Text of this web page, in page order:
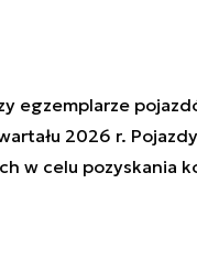
egzemplarze
2026 r.
w celu pozyskania